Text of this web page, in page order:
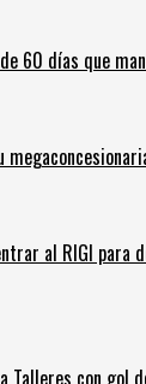
60 días que
al RIGI para